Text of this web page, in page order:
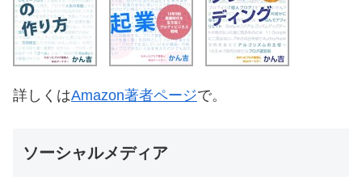
詳しくはAmazon著者ページで。
ソーシャルメディア